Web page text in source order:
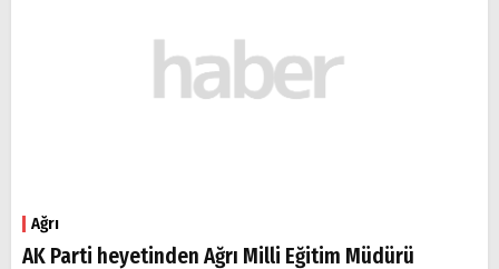
Ağrı
AK Parti heyetinden Ağrı Milli Eğitim Müdürü